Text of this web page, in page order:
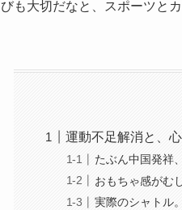
も大切だなと、スポーツと
運動不足解消と、
たぶん中国発祥
おもちゃ感がむ
実際のシャトル。